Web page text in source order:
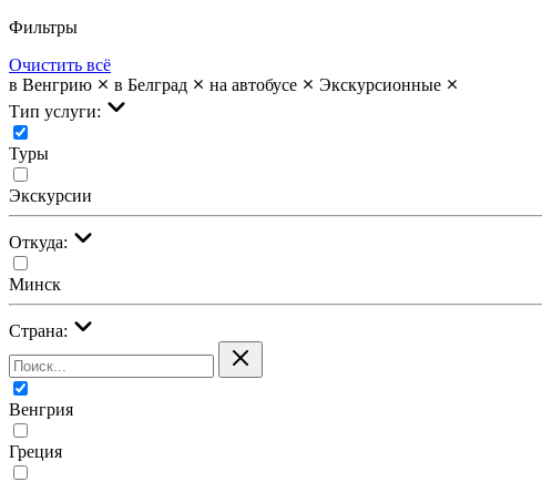
Фильтры
Очистить всё
в Венгрию
в Белград на автобусе
Экскурсионные
Тип услуги:
Туры
Экскурсии
Откуда:
Минск
Страна:
Венгрия
Греция